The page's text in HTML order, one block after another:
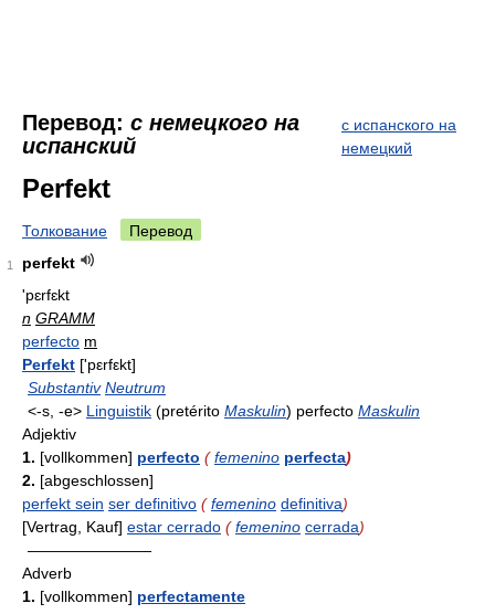
Перевод: с немецкого на
испанский
с испанского на
немецкий
Perfekt
Толкование Перевод
1
perfekt
'pɛrfɛkt
n GRAMM
perfecto m
Perfekt ['pεrfεkt]
Substantiv Neutrum
<-s, -e> Linguistik (pretérito Maskulin) perfecto Maskulin
Adjektiv
1. [vollkommen] perfecto ( femenino perfecta)
2. [abgeschlossen]
perfekt sein ser definitivo ( femenino definitiva)
[Vertrag, Kauf] estar cerrado ( femenino cerrada)
————————
Adverb
1. [vollkommen] perfectamente